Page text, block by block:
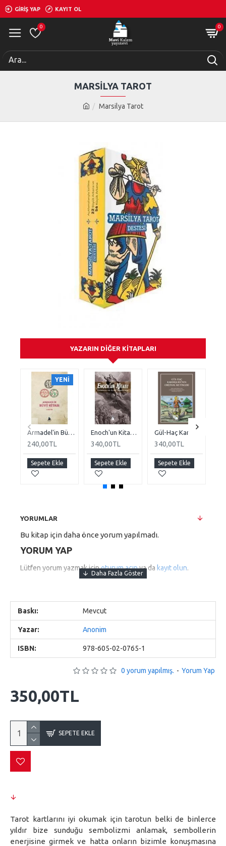
GIRIŞ YAP KAYIT OL
0 0
Marsilya Tarot
MARSILYA TAROT
YAZARIN DIĞER KITAPLARI
YENI
Armadel'in Büyü Kitabı
240,00TL
Sepete Ekle
Enoch'un Kitabı - Etiyopya ve Slav versiyonu
340,00TL
Sepete Ekle
340,00TL
Sepete Ekle
YORUMLAR
Bu kitap için daha önce yorum yapılmadı.
YORUM YAP
Lütfen yorum yazmak içinoturum açınya da kayıt olun.
Baskı: Mevcut
Yazar: Anonim
ISBN: 978-605-02-0765-1
0 yorum yapılmış. - Yorum Yap
350,00TL
SEPETE EKLE
Tarot kartlarını iyi okumak için tarotun belki de binlerce
yıldır bize sunduğu sembolizmi anlamak, sembollerin
enerjisine girmek ve hatta onların bizimle konuşmasına